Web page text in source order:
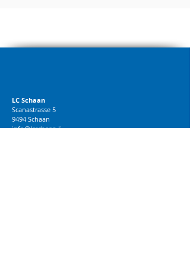
LC Schaan
Scanastrasse 5
9494 Schaan
info@lcschaan.li